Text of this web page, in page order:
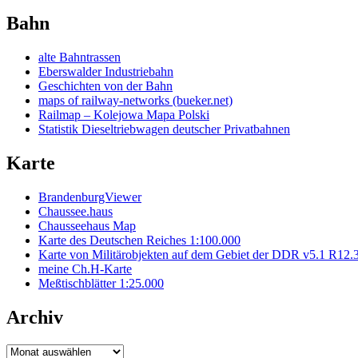
Bahn
alte Bahntrassen
Eberswalder Industriebahn
Geschichten von der Bahn
maps of railway-networks (bueker.net)
Railmap – Kolejowa Mapa Polski
Statistik Dieseltriebwagen deutscher Privatbahnen
Karte
BrandenburgViewer
Chaussee.haus
Chausseehaus Map
Karte des Deutschen Reiches 1:100.000
Karte von Militärobjekten auf dem Gebiet der DDR v5.1
meine Ch.H-Karte
Meßtischblätter 1:25.000
Archiv
Archiv